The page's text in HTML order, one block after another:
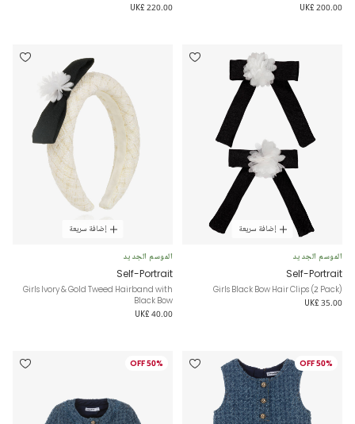
UK£ 200.00
UK£ 220.00
إضافة سريعة
الموسم الجديد
Self-Portrait
Girls Black Bow Hair Clips (2 Pack)
UK£ 35.00
إضافة سريعة
الموسم الجديد
Self-Portrait
Girls Ivory & Gold Tweed Hairband with
Black Bow
UK£ 40.00
50% OFF
50% OFF